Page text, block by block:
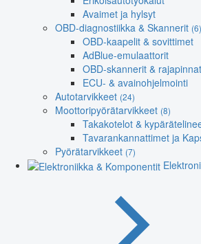
Avaimet ja hylsyt
OBD-diagnostiikka & Skannerit (6)
OBD-kaapelit & sovittimet
AdBlue-emulaattorit
OBD-skannerit & rajapinnat
ECU- & avainohjelmointi
Autotarvikkeet (24)
Moottoripyörätarvikkeet (8)
Takakotelot &
Tavarankannattimet ja
Pyörätarvikkeet (7)